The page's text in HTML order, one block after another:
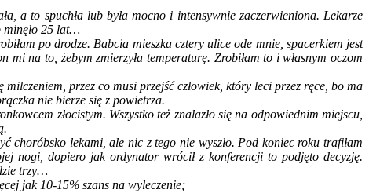
a to spuchła lub była mocno i intensywnie zaczerwieniona. Lekarze
minęło 25 lat…
po drodze. Babcia mieszka cztery ulice ode mnie, spacerkiem jest
na to, żebym zmierzyła temperaturę. Zrobiłam to i własnym oczom
przez co musi przejść człowiek, który leci przez ręce, bo ma
nie bierze się z powietrza.
złocistym. Wszystko też znalazło się na odpowiednim miejscu,
choróbsko lekami, ale nic z tego nie wyszło. Pod koniec roku trafiłam
nogi, dopiero jak ordynator wrócił z konferencji to podjęto decyzję.
trzy…
jak 10-15% szans na wyleczenie;